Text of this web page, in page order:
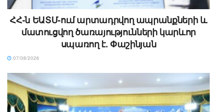
ՀՀ-ն ԵԱՏՄ-ում արտադրվող ապրանքների և
մատուցվող ծառայությունների կարևոր
սպառող է. Փաշինյան
07/08/2026